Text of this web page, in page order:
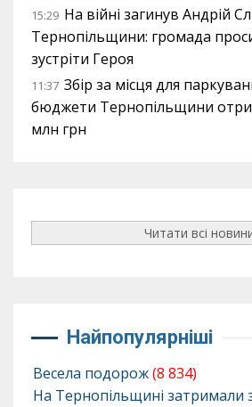
15:29 На війні загинув Андрій
Тернопільщини: громада
зустріти Героя
11:37 Збір за місця для
бюджети Тернопільщини
млн грн
Читати всі
Найпопулярніші
Весела подорож(8 834)
На Тернопільщині затримали